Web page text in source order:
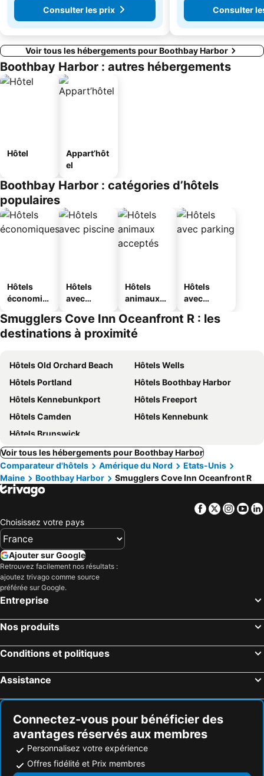
Consulter les prix
Consulter
Voir tous les hébergements pour Boothbay Harbor
Boothbay Harbor : autres hébergements
Hôtel
Appart’hôt
el
Boothbay Harbor : catégories d’hôtels
populaires
Hôtels
économiq
Hôtels
avec
Hôtels
animaux
Hôtels
avec
Smugglers Cove Inn Oceanfront R : les
destinations à proximité
Hôtels Old Orchard Beach
Hôtels Wells
Hôtels Portland
Hôtels Boothbay Harbor
Hôtels Kennebunkport
Hôtels Freeport
Hôtels Camden
Hôtels Kennebunk
Hôtels Brunswick
Voir tous les hébergements pour Boothbay Harbor
Comparateur d'hôtels
Amérique du Nord
Etats-Unis
Maine
Boothbay Harbor Smugglers Cove Inn Oceanfront R
Facebook
Twitter
Choisissez votre pays
Ajouter sur Google
Retrouvez facilement nos résultats :
ajoutez trivago comme source
préférée sur Google.
Entreprise
Nos produits
Conditions et politiques
Assistance
Connectez-vous pour bénéficier des
avantages réservés aux membres
Personnalisez votre expérience
Offres fidélité et Prix membres